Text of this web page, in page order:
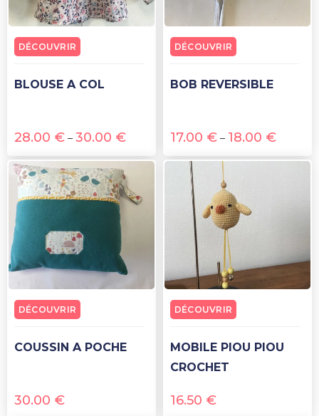
BLOUSE A COL
28.00 € – 30.00 €
DÉCOUVRIR
BOB REVERSIBLE
17.00 € – 18.00 €
DÉCOUVRIR
COUSSIN A POCHE
30.00 €
DÉCOUVRIR
MOBILE PIOU PIOU
CROCHET
16.50 €
DÉCOUVRIR